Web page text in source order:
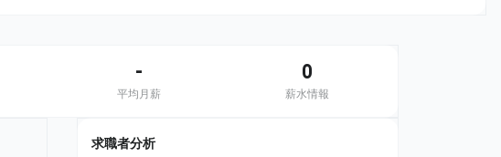
-
平均月薪
0
薪水情報
求職者分析